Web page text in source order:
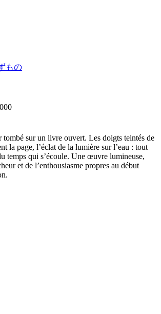
もの
tombé sur un livre ouvert. Les doigts teintés de
la page, l’éclat de la lumière sur l’eau : tout
temps qui s’écoule. Une œuvre lumineuse,
et de l’enthousiasme propres au début